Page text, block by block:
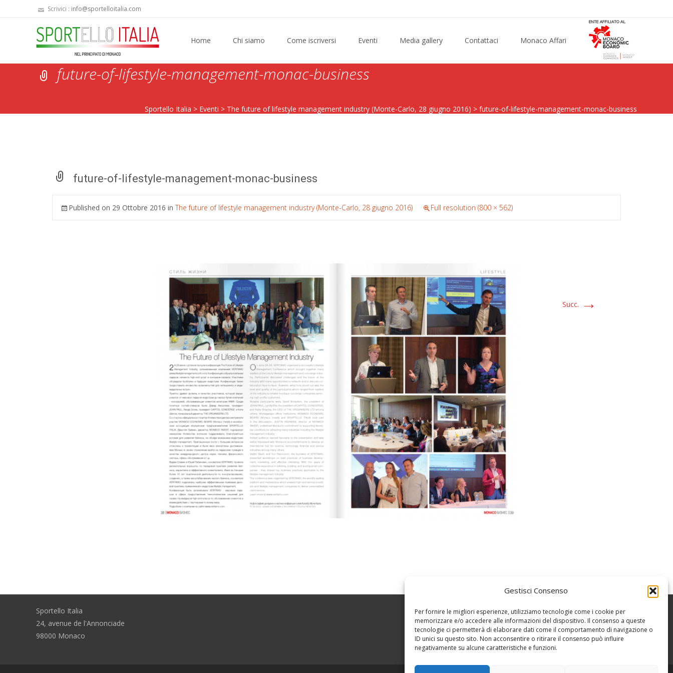
Gestisci Consenso
Per fornire le migliori esperienze, utilizziamo tecnologie come i cookie per
memorizzare e/o accedere alle informazioni del dispositivo. Il consenso a queste
tecnologie ci permetterà di elaborare dati come il comportamento di navigazione o
ID unici su questo sito. Non acconsentire o ritirare il consenso può influire
negativamente su alcune caratteristiche e funzioni.
Scrivici : info@sportelloitalia.com
Home Chi siamo Come iscriversi Eventi Media gallery Contattaci Monaco Affari
future-of-lifestyle-management-monac-business
Sportello Italia > Eventi > The future of lifestyle management industry (Monte-Carlo, 28 giugno 2016) > future-of-lifestyle-management-monac-business
future-of-lifestyle-management-monac-business
Published on 29 Ottobre 2016 inThe future of lifestyle management industry (Monte-Carlo, 28 giugno 2016) Full resolution (800 × 562)
Succ. →
Sportello Italia
24, avenue de l'Annonciade
98000 Monaco